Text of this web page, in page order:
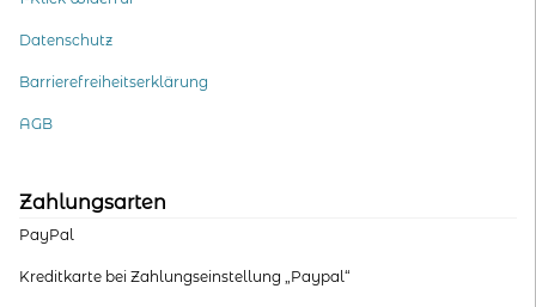
Datenschutz
Barrierefreiheitserklärung
AGB
Zahlungsarten
PayPal
Kreditkarte bei Zahlungseinstellung „Paypal“